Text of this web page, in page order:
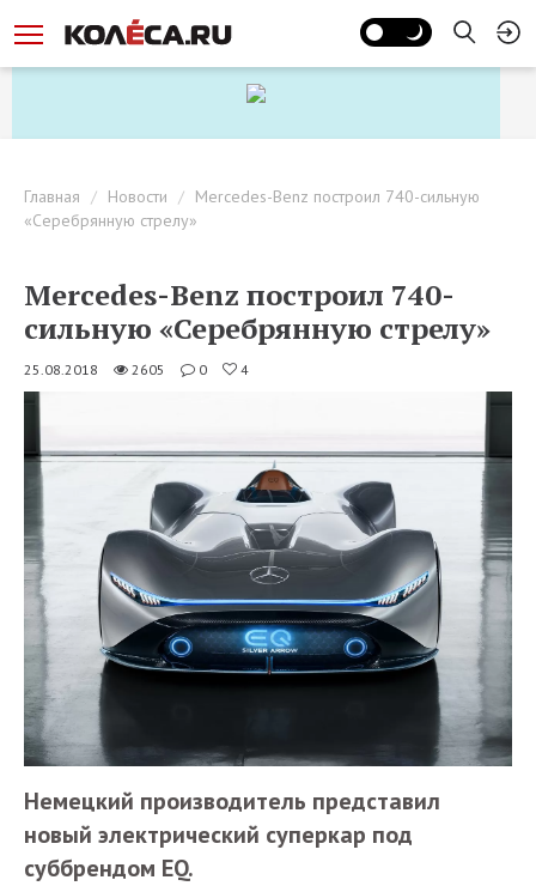
Главная Новости
Mercedes-Benz построил 740-сильную
«Серебрянную стрелу»
Mercedes-Benz построил 740-
сильную «Серебрянную стрелу»
25.08.2018 2605 0 4
Немецкий производитель представил
новый электрический суперкар под
суббрендом EQ.